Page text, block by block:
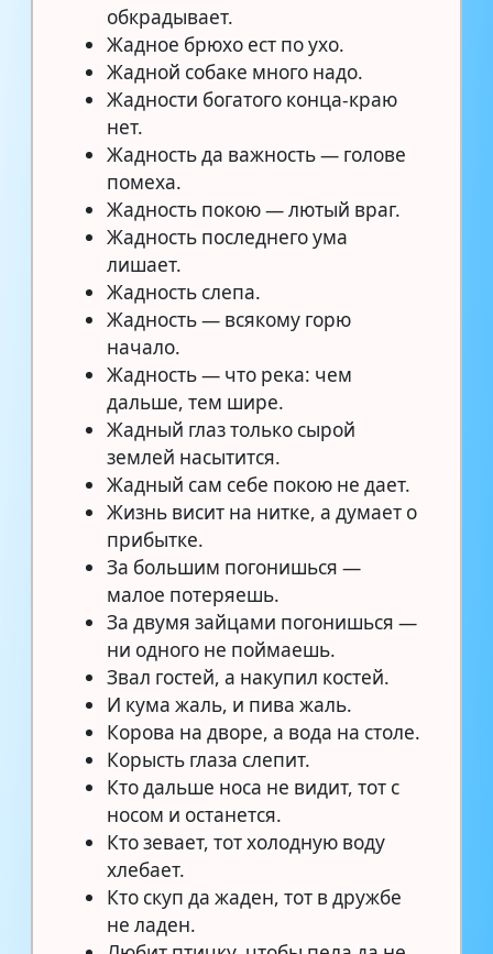
обкрадывает.
Жадное брюхо ест по ухо.
Жадной собаке много надо.
Жадности богатого конца-краю
нет.
Жадность да важность — голове
помеха.
Жадность покою — лютый враг.
Жадность последнего ума
лишает.
Жадность слепа.
Жадность — всякому горю
начало.
Жадность — что река: чем
дальше, тем шире.
Жадный глаз только сырой
землей насытится.
Жадный сам себе покою не дает.
Жизнь висит на нитке, а думает о
прибытке.
За большим погонишься —
малое потеряешь.
За двумя зайцами погонишься —
ни одного не поймаешь.
Звал гостей, а накупил костей.
И кума жаль, и пива жаль.
Корова на дворе, а вода на столе.
Корысть глаза слепит.
Кто дальше носа не видит, тот с
носом и останется.
Кто зевает, тот холодную воду
хлебает.
Кто скуп да жаден, тот в дружбе
не ладен.